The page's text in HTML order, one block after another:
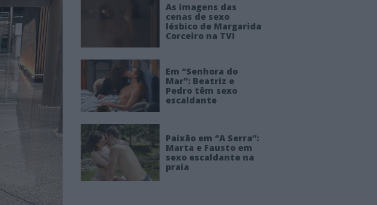
As imagens das
cenas de sexo
lésbico de Margarida
Corceiro na TVI
Em “Senhora do
Mar”: Beatriz e
Pedro têm sexo
escaldante
Paixão em “A Serra”:
Marta e Fausto em
sexo escaldante na
praia